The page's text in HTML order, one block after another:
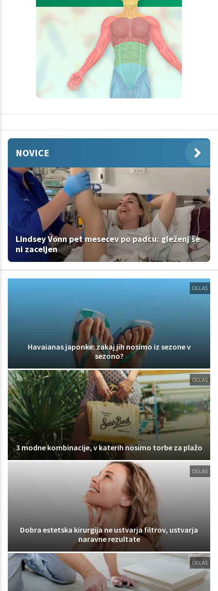
NOVICE
Lindsey Vonn pet mesecev po padcu: gleženj še
ni zaceljen
OGLAS
Havaianas japonke: zakaj jih nosimo iz sezone v
sezono?
OGLAS
3 modne kombinacije, v katerih nosimo torbe za plažo
OGLAS
Dobra estetska kirurgija ne ustvarja filtrov, ustvarja
naravne rezultate
OGLAS